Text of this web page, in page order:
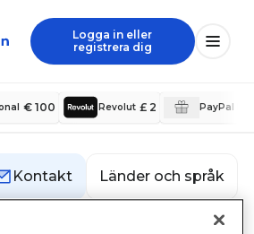
Logga in eller
registrera dig
€ 100 Revolut £ 2 PayPal
Kontakt Länder och språk